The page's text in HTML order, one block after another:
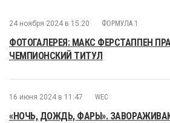
24 ноября 2024 в 15:20 ФОРМУЛА 1
ФОТОГАЛЕРЕЯ: МАКС ФЕРСТАППЕН
ЧЕМПИОНСКИЙ ТИТУЛ
16 июня 2024 в 11:47 WEC
«НОЧЬ, ДОЖДЬ, ФАРЫ».